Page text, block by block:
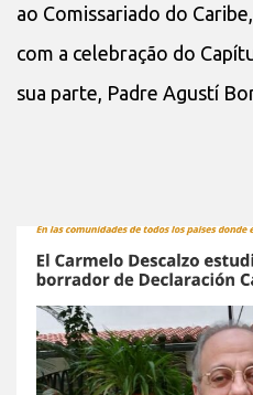
ao Comissariado do
com a celebração do
sua parte, Padre Agustí